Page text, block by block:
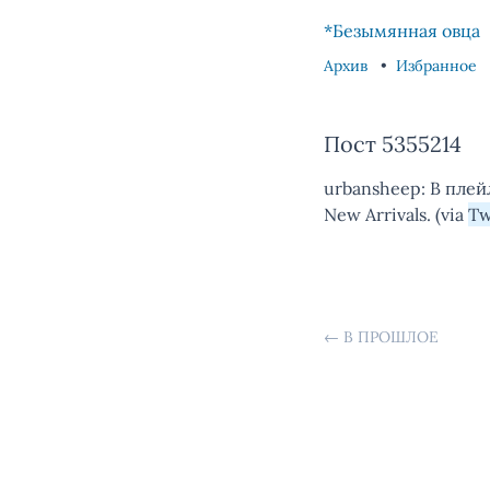
*Безымянная овца
Архив Избранное
Пост 5355214
urbansheep: В
New Arrivals. (via
← В ПРОШЛОЕ